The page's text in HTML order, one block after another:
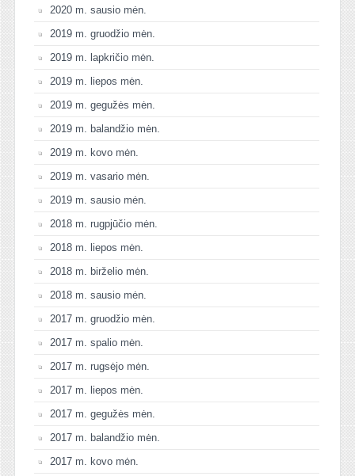
2020 m. sausio mėn.
2019 m. gruodžio mėn.
2019 m. lapkričio mėn.
2019 m. liepos mėn.
2019 m. gegužės mėn.
2019 m. balandžio mėn.
2019 m. kovo mėn.
2019 m. vasario mėn.
2019 m. sausio mėn.
2018 m. rugpjūčio mėn.
2018 m. liepos mėn.
2018 m. birželio mėn.
2018 m. sausio mėn.
2017 m. gruodžio mėn.
2017 m. spalio mėn.
2017 m. rugsėjo mėn.
2017 m. liepos mėn.
2017 m. gegužės mėn.
2017 m. balandžio mėn.
2017 m. kovo mėn.